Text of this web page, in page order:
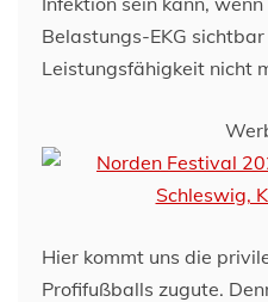
Belastungs-EKG
Leistungsfähigkeit nicht
Hier kommt uns die
Profifußballs zugute.